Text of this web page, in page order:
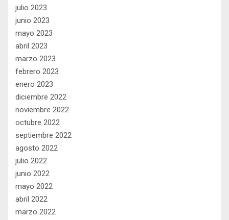
julio 2023
junio 2023
mayo 2023
abril 2023
marzo 2023
febrero 2023
enero 2023
diciembre 2022
noviembre 2022
octubre 2022
septiembre 2022
agosto 2022
julio 2022
junio 2022
mayo 2022
abril 2022
marzo 2022